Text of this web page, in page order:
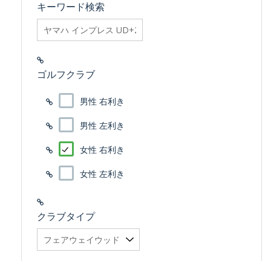
キーワード検索
searchfilter_pro
ゴルフクラブ
男性 右利き
男性 左利き
女性 右利き
女性 左利き
クラブタイプ